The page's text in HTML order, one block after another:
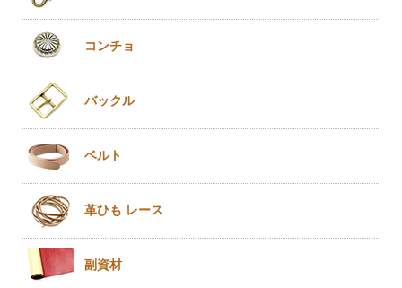
コンチョ
バックル
ベルト
革ひも レース
副資材